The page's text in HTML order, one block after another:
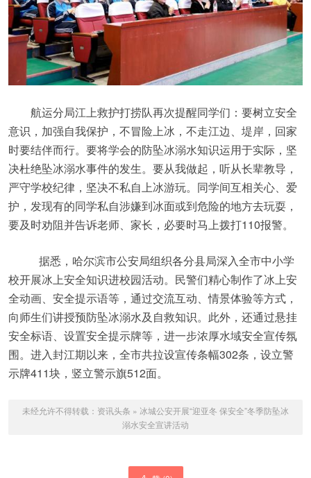
航运分局江上救护打捞队再次提醒同学们：要树立安全
意识，加强自我保护，不冒险上冰，不走江边、堤岸，回家
时要结伴而行。要将学会的防坠冰溺水知识运用于实际，坚
决杜绝坠冰溺水事件的发生。要从我做起，听从长辈教导，
严守学校纪律，坚决不私自上冰游玩。同学间互相关心、爱
护，发现有的同学私自涉嫌到冰面或到危险的地方去玩耍，
要及时劝阻并告诉老师、家长，必要时马上拨打110报警。
据悉，哈尔滨市公安局组织各分县局深入全市中小学
校开展冰上安全知识进校园活动。民警们精心制作了冰上安
全动画、安全提示语等，通过交流互动、情景体验等方式，
向师生们讲授预防坠冰溺水及自救知识。此外，还通过悬挂
安全标语、设置安全提示牌等，进一步浓厚水域安全宣传氛
围。进入封江期以来，全市共拉设宣传条幅302条，设立警
示牌411块，竖立警示旗512面。
未经允许不得转载： 资讯头条 » 冰城公安开展“迎亚冬 保安全”冬季防坠冰
溺水安全宣讲活动